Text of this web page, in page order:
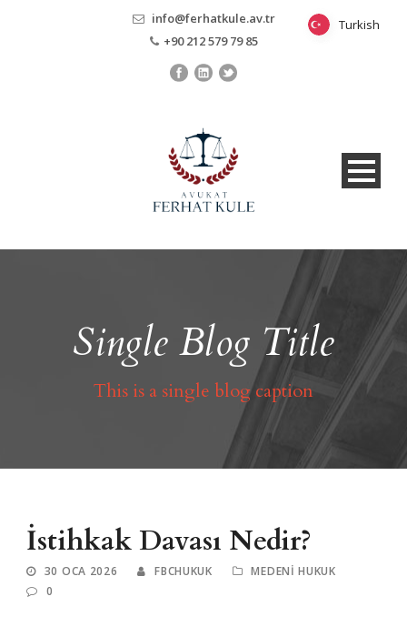
info@ferhatkule.av.tr
+90 212 579 79 85
Single Blog Title
This is a single blog caption
İstihkak Davası Nedir?
30 OCA 2026 FBCHUKUK
MEDENI HUKUK
0
Turkish
Turkish